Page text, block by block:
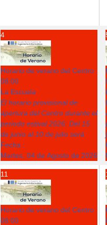
4
Horario de verano del Centro
08:00
La Escuela
El horario provisional de
apertura del Centro durante el
periodo estival 2026: Del 15
de junio al 10 de julio será
Fecha :
Martes, 04 de Agosto de 2026
11
Horario de verano del Centro
08:00